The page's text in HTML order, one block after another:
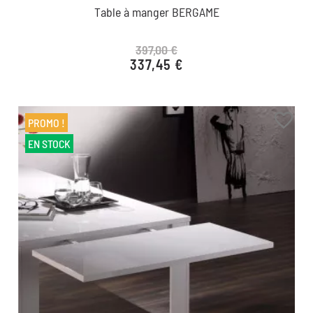
Table à manger BERGAME
Prix de base
397,00 €
Prix
337,45 €
favorite_border
PROMO !
EN STOCK